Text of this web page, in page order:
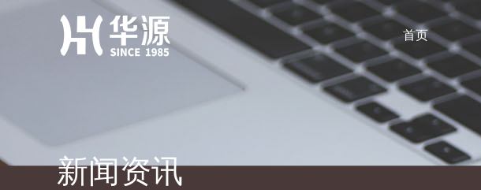
首页
新闻资讯